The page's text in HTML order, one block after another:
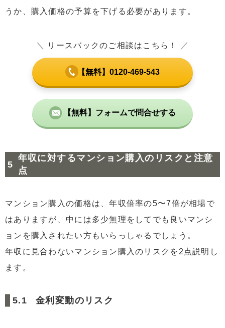
うか、購入価格の予算を下げる必要があります。
＼ リースバックのご相談はこちら！ ／
【無料】0120-469-543
【無料】フォームで問合せする
年収に対するマンション購入のリスクと注意
点
マンション購入の価格は、年収倍率の5〜7倍が相場で
はありますが、中には多少無理をしてでも良いマンシ
ョンを購入されたい方もいらっしゃるでしょう。
年収に見合わないマンション購入のリスクを2点説明し
ます。
金利変動のリスク